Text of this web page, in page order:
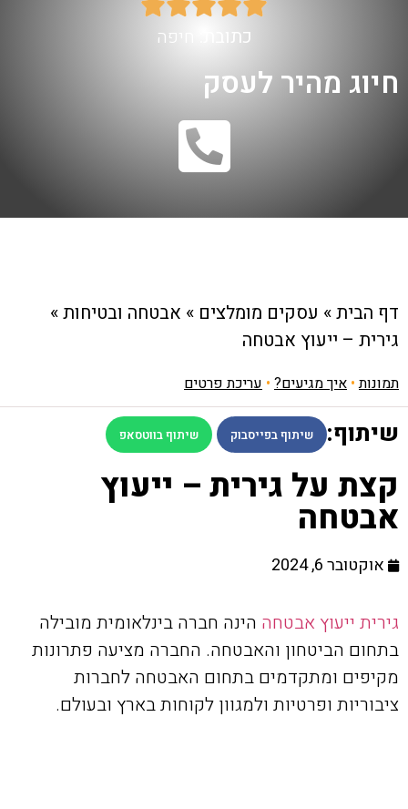
כתובת: חיפה
חיוג מהיר לעסק
דף הבית» עסקים מומלצים » אבטחה ובטיחות»
גירית – ייעוץ אבטחה
תמונות• איך מגיעים? • עריכת פרטים
שיתוף: שיתוף בפייסבוק שיתוף בווטסאפ
קצת על גירית – ייעוץ
אבטחה
אוקטובר 6, 2024
גירית ייעוץ אבטחה הינה חברה בינלאומית מובילה
בתחום הביטחון והאבטחה. החברה מציעה פתרונות
מקיפים ומתקדמים בתחום האבטחה לחברות
ציבוריות ופרטיות ולמגוון לקוחות בארץ ובעולם.